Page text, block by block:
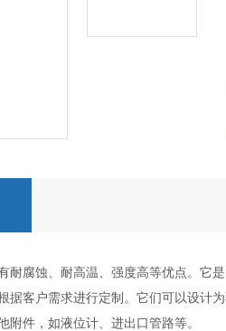
耐腐蚀、耐高温、强度高等优点。它
据客户需求进行定制。它们可以设计
附件，如液位计、进出口管路等。